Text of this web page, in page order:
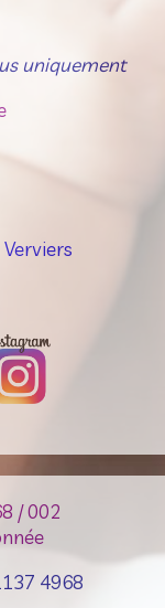
uniquement
/ 002
4968